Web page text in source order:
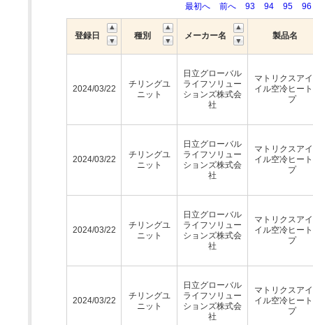
最初へ
前へ 93 94 95 96
登録日 種別 メーカー名 製品名
2024/03/22
チリングユ
ニット
日立グローバル
ライフソリュー
ションズ株式会
社
マトリクスア
イル空冷ヒー
プ
2024/03/22
チリングユ
ニット
日立グローバル
ライフソリュー
ションズ株式会
社
マトリクスア
イル空冷ヒー
プ
2024/03/22
チリングユ
ニット
日立グローバル
ライフソリュー
ションズ株式会
社
マトリクスア
イル空冷ヒー
プ
2024/03/22
チリングユ
ニット
日立グローバル
ライフソリュー
ションズ株式会
社
マトリクスア
イル空冷ヒー
プ